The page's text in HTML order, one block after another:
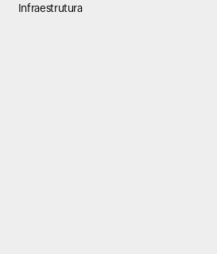
Infraestrutura